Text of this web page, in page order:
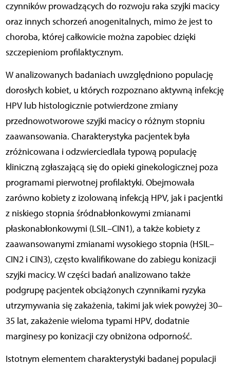
czynników prowadzących do rozwoju raka szyjki macicy
oraz innych schorzeń anogenitalnych, mimo że jest to
choroba, której całkowicie można zapobiec dzięki
szczepieniom profilaktycznym.
W analizowanych badaniach uwzględniono populację
dorosłych kobiet, u których rozpoznano aktywną infekcję
HPV lub histologicznie potwierdzone zmiany
przednowotworowe szyjki macicy o różnym stopniu
zaawansowania. Charakterystyka pacjentek była
zróżnicowana i odzwierciedlała typową populację
kliniczną zgłaszającą się do opieki ginekologicznej poza
programami pierwotnej profilaktyki. Obejmowała
zarówno kobiety z izolowaną infekcją HPV, jak i pacjentki
z niskiego stopnia śródnabłonkowymi zmianami
płaskonabłonkowymi (LSIL–CIN1), a także kobiety z
zaawansowanymi zmianami wysokiego stopnia (HSIL–
CIN2 i CIN3), często kwalifikowane do zabiegu konizacji
szyjki macicy. W części badań analizowano także
podgrupę pacjentek obciążonych czynnikami ryzyka
utrzymywania się zakażenia, takimi jak wiek powyżej 30–
35 lat, zakażenie wieloma typami HPV, dodatnie
marginesy po konizacji czy obniżona odporność.
Istotnym elementem charakterystyki badanej populacji